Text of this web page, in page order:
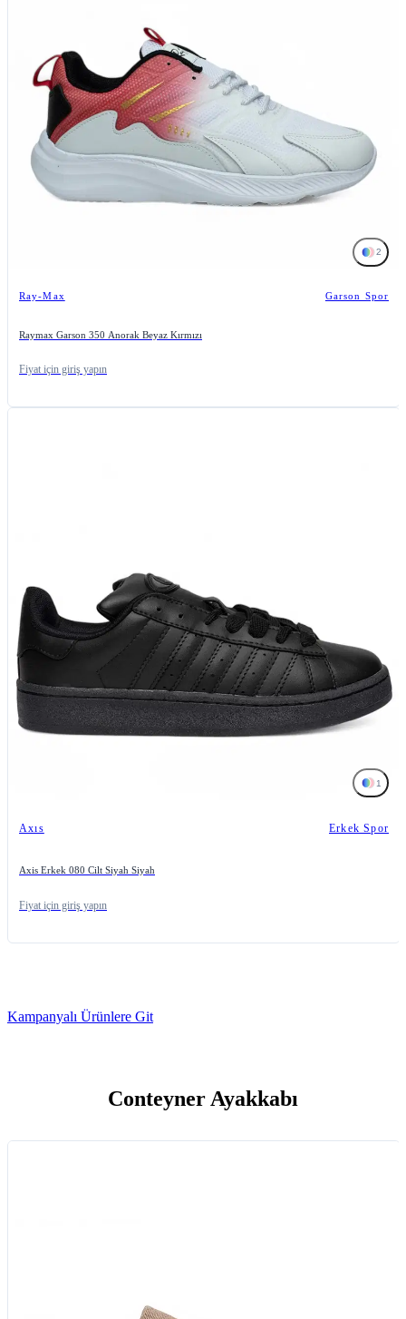
2
Ray-Max Garson Spor
Raymax Garson 350 Anorak Beyaz Kırmızı
Fiyat için giriş yapın
1
Axıs Erkek Spor
Axis Erkek 080 Cilt Siyah Siyah
Fiyat için giriş yapın
Kampanyalı Ürünlere Git
Conteyner Ayakkabı